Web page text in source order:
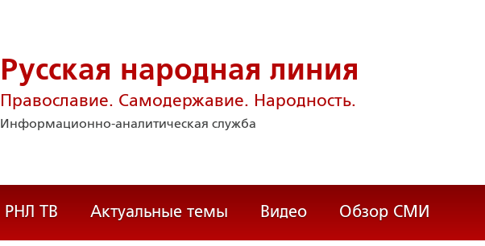
Русская народная линия
Православие. Самодержавие. Народность.
Информационно-аналитическая служба
РНЛ ТВ Актуальные темы Видео Обзор СМИ